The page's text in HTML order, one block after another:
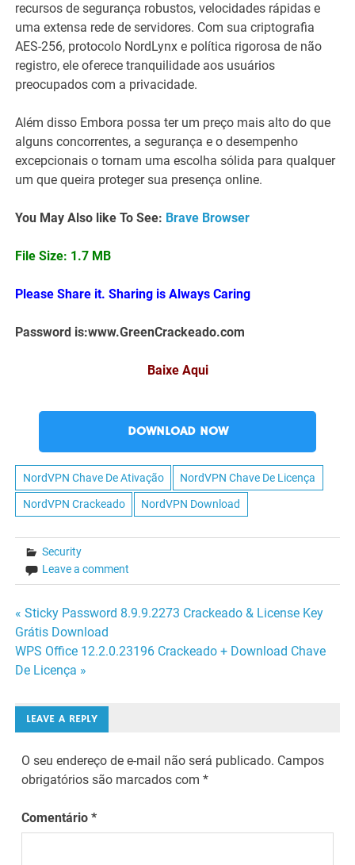
recursos de segurança robustos, velocidades rápidas e
uma extensa rede de servidores. Com sua criptografia
AES-256, protocolo NordLynx e política rigorosa de não
registro, ele oferece tranquilidade aos usuários
preocupados com a privacidade.
Além disso Embora possa ter um preço mais alto do que
alguns concorrentes, a segurança e o desempenho
excepcionais o tornam uma escolha sólida para qualquer
um que queira proteger sua presença online.
You May Also like To See: Brave Browser
File Size: 1.7 MB
Please Share it. Sharing is Always Caring
Password is:www.GreenCrackeado.com
Baixe Aqui
DOWNLOAD NOW
NordVPN Chave De Ativação NordVPN Chave De Licença
NordVPN Crackeado NordVPN Download
Security
Leave a comment
Navegação
de
Post
« Sticky Password 8.9.9.2273 Crackeado & License Key
Grátis Download
WPS Office 12.2.0.23196 Crackeado + Download Chave
De Licença »
LEAVE A REPLY
O seu endereço de e-mail não será publicado. Campos
obrigatórios são marcados com*
Comentário*